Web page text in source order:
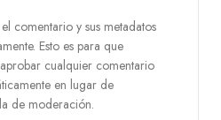
comentario y sus metadatos
Esto es para que
cualquier comentario
en lugar de
de moderación.